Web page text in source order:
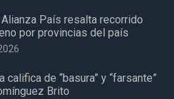
Alianza País resalta recorrido
por provincias del país
califica de “basura” y “farsante”
Brito